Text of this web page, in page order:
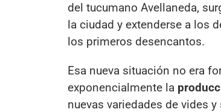
del tucumano Avellaneda,
la ciudad y extenderse a los
los primeros desencantos.
Esa nueva situación no era
exponencialmente la
nuevas variedades de vides